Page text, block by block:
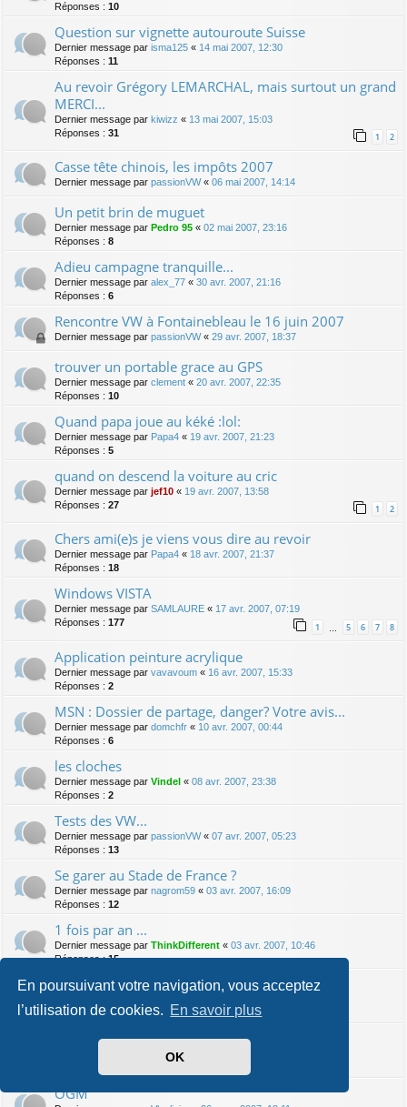
En poursuivant votre navigation, vous acceptez
l’utilisation de cookies. En savoir plus
OK
Réponses : 10
Question sur vignette autouroute Suisse
Dernier message par isma125 « 14 mai 2007, 12:30
Réponses : 11
Au revoir Grégory LEMARCHAL, mais surtout un grand
MERCI...
Dernier message par kiwizz « 13 mai 2007, 15:03
Réponses : 31 1 2
Casse tête chinois, les impôts 2007
Dernier message par passionVW« 06 mai 2007, 14:14
Un petit brin de muguet
Dernier message par Pedro 95 « 02 mai 2007, 23:16
Réponses : 8
Adieu campagne tranquille...
Dernier message par alex_77 « 30 avr. 2007, 21:16
Réponses : 6
Rencontre VW à Fontainebleau le 16 juin 2007
Dernier message par passionVW« 29 avr. 2007, 18:37
trouver un portable grace au GPS
Dernier message par clement « 20 avr. 2007, 22:35
Réponses : 10
Quand papa joue au kéké :lol:
Dernier message par Papa4 « 19 avr. 2007, 21:23
Réponses : 5
quand on descend la voiture au cric
Dernier message par jef10 « 19 avr. 2007, 13:58
Réponses : 27 1 2
Chers ami(e)s je viens vous dire au revoir
Dernier message par Papa4 « 18 avr. 2007, 21:37
Réponses : 18
Windows VISTA
Dernier message par SAMLAURE « 17 avr. 2007, 07:19
Réponses : 177 1 5 6 7 8
Application peinture acrylique
Dernier message par vavavoum « 16 avr. 2007, 15:33
Réponses : 2
MSN : Dossier de partage, danger? Votre avis...
Dernier message par domchfr « 10 avr. 2007, 00:44
Réponses : 6
les cloches
Dernier message par Vindel « 08 avr. 2007, 23:38
Réponses : 2
Tests des VW...
Dernier message par passionVW« 07 avr. 2007, 05:23
Réponses : 13
Se garer au Stade de France ?
Dernier message par nagrom59 « 03 avr. 2007, 16:09
Réponses : 12
1 fois par an ...
Dernier message par ThinkDifferent « 03 avr. 2007, 10:46
Réponses :15
moteur de tondeuse a gazon !! HELP
Réponses : 19
TP bloqué
Vindel«
OGM